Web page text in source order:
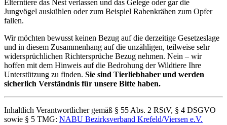
Elterntiere das Nest verlassen und das Gelege oder gar die
Jungvögel auskühlen oder zum Beispiel Rabenkrähen zum Opfer
fallen.
Wir möchten bewusst keinen Bezug auf die derzeitige Gesetzeslage
und in diesem Zusammenhang auf die unzähligen, teilweise sehr
widersprüchlichen Richtersprüche Bezug nehmen. Nein – wir
hoffen mit dem Hinweis auf die Bedrohung der Wildtiere Ihre
Unterstützung zu finden. Sie sind Tierliebhaber und werden
sicherlich Verständnis für unsere Bitte haben.
Inhaltlich Verantwortlicher gemäß § 55 Abs. 2 RStV, § 4 DSGVO
sowie § 5 TMG: NABU Bezirksverband Krefeld/Viersen e.V.